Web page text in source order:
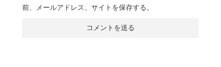
前、メールアドレス、サイトを保存する。